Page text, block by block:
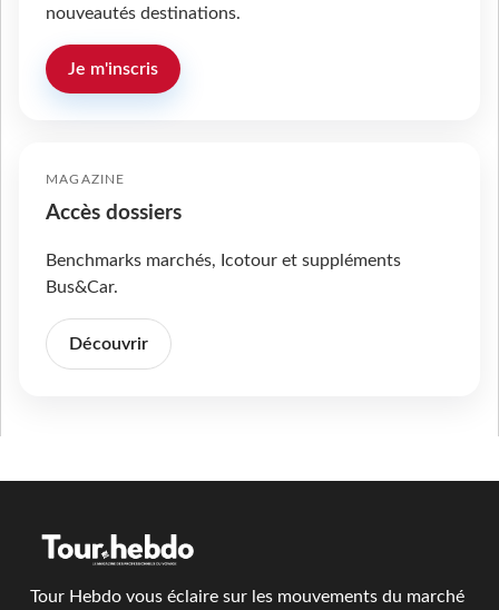
nouveautés destinations.
Je m'inscris
MAGAZINE
Accès dossiers
Benchmarks marchés, Icotour et suppléments
Bus&Car.
Découvrir
Tour Hebdo vous éclaire sur les mouvements du marché